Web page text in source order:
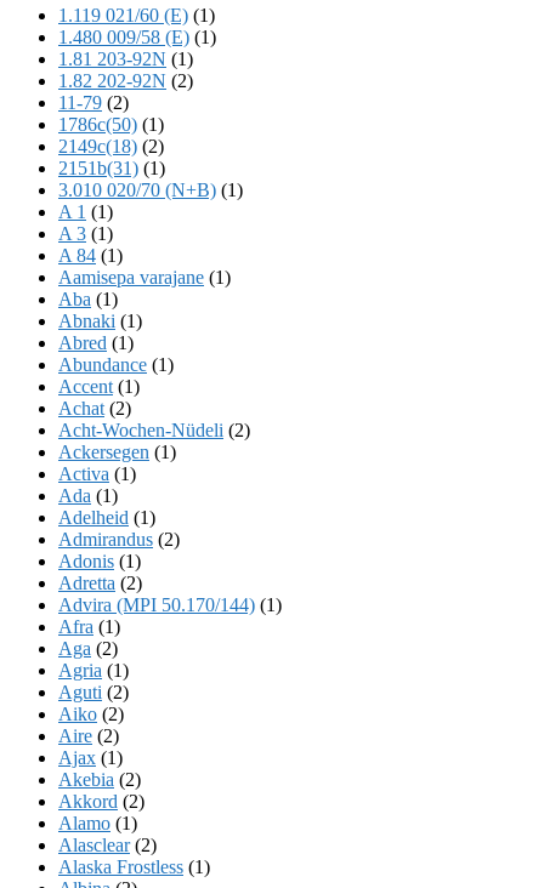
1.119 021/60 (E) (1)
1.480 009/58 (E) (1)
1.81 203-92N (1)
1.82 202-92N (2)
11-79 (2)
1786c(50) (1)
2149c(18) (2)
2151b(31) (1)
3.010 020/70 (N+B) (1)
A 1 (1)
A 3 (1)
A 84 (1)
Aamisepa varajane (1)
Aba (1)
Abnaki (1)
Abred (1)
Abundance (1)
Accent (1)
Achat (2)
Acht-Wochen-Nüdeli (2)
Ackersegen (1)
Activa (1)
Ada (1)
Adelheid (1)
Admirandus (2)
Adonis (1)
Adretta (2)
Advira (MPI 50.170/144) (1)
Afra (1)
Aga (2)
Agria (1)
Aguti (2)
Aiko (2)
Aire (2)
Ajax (1)
Akebia (2)
Akkord (2)
Alamo (1)
Alasclear(2)
Alaska Frostless (1)